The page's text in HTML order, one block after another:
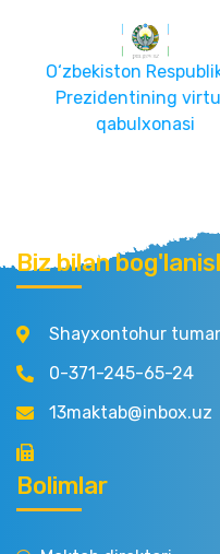
O‘zbekiston
Prezidentining virtual
qabulxonasi
Biz bilan
Shayxontohur
0-371-245-65-24
13maktab@inbox.uz
Bolimlar